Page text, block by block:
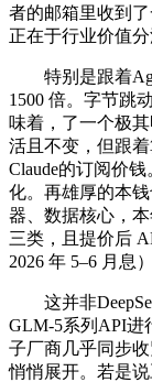
者的邮箱里收到
正在于行业价值分
特别是跟着
1500 倍。字节跳
味着，了一个极
活且不变，但跟着
Claude的订阅价
化。再雄厚的本
器、数据核心，
三类，且提价后
2026 年 5–6 月息
这并非
GLM-5系列API进
子厂商几乎同步
悄悄展开。若是